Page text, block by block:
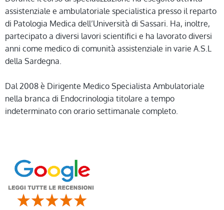
assistenziale e ambulatoriale specialistica presso il reparto
di Patologia Medica dell’Università di Sassari. Ha, inoltre,
partecipato a diversi lavori scientifici e ha lavorato diversi
anni come medico di comunità assistenziale in varie A.S.L
della Sardegna.
Dal 2008 è Dirigente Medico Specialista Ambulatoriale
nella branca di Endocrinologia titolare a tempo
indeterminato con orario settimanale completo.